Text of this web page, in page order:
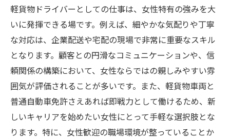
軽貨物ドライバーとしての仕事は、女性特有の強みを大
いに発揮できる場です。例えば、細やかな気配りや丁寧
な対応は、企業配送や宅配の現場で非常に重要なスキル
となります。顧客との円滑なコミュニケーションや、信
頼関係の構築において、女性ならではの親しみやすい雰
囲気が評価されることが多いです。また、軽貨物車両と
普通自動車免許さえあれば即戦力として働けるため、新
しいキャリアを始めたい女性にとって手軽な選択肢とな
ります。特に、女性歓迎の職場環境が整っていることか